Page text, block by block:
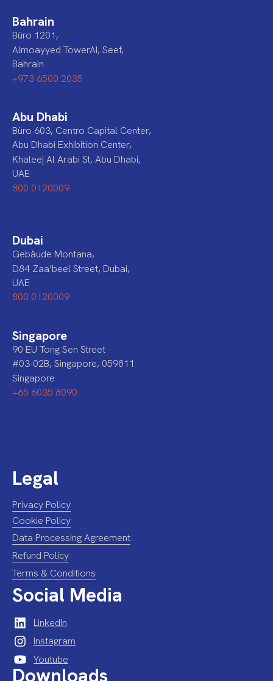
Bahrain
Büro 1201,
Almoayyed TowerAI, Seef,
Bahrain
+973 6500 2035
Abu Dhabi
Büro 603, Centro Capital Center,
Abu Dhabi Exhibition Center,
Khaleej Al Arabi St, Abu Dhabi,
UAE
800 0120009
Dubai
Gebäude Montana,
D84 Zaa’beel Street, Dubai,
UAE
800 0120009
Singapore
90 EU Tong Sen Street
#03-02B, Singapore, 059811
Singapore
+65 6035 8090
Legal
Privacy Policy
Cookie Policy
Data Processing Agreement
Refund Policy
Terms & Conditions
Social Media
LinkedIn
Instagram
Youtube
Downloads